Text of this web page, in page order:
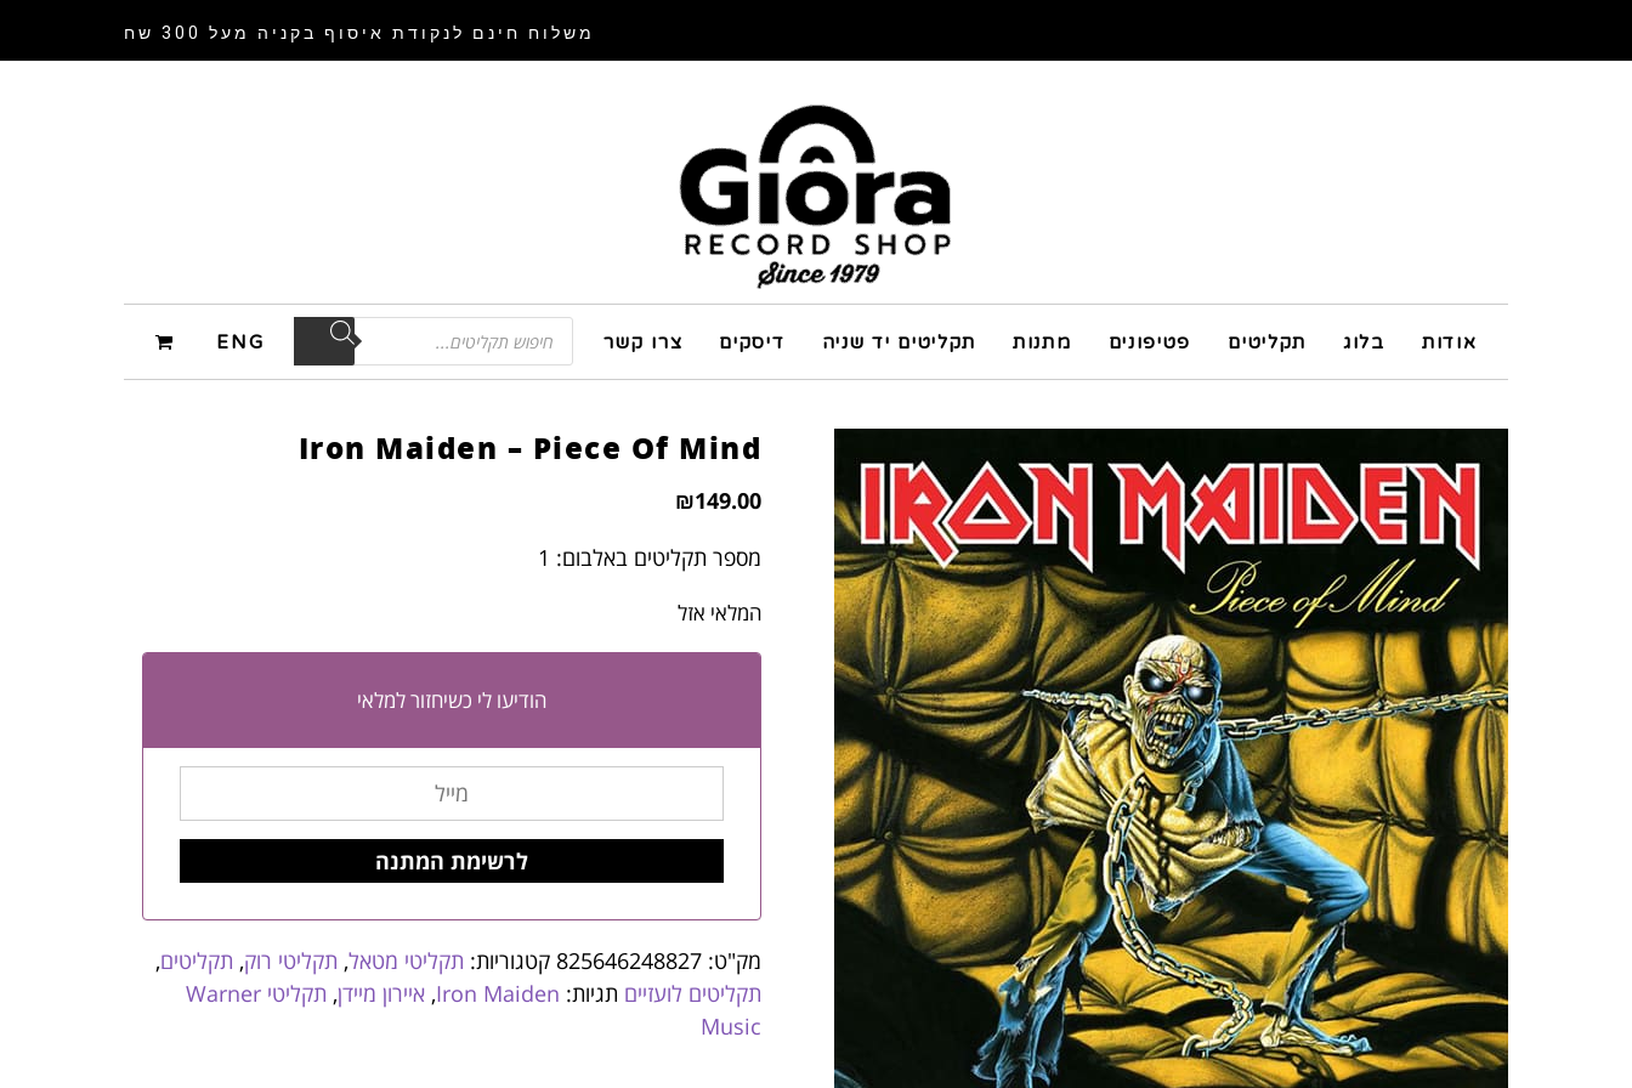
משלוח חינם לנקודת איסוף בקניה מעל 300 שח
אודות בלוג תקליטים פטיפונים מתנות תקליטים יד שניה דיסקים צרו קשר ENG
Iron Maiden – Piece Of Mind
₪149.00
מספר תקליטים באלבום: 1
המלאי אזל
הודיעו לי כשיחזור למלאי
מק"ט: 825646248827 קטגוריות: תקליטי מטאל, תקליטי רוק, תקליטים,
תקליטים לועזיים תגיות: Iron Maiden
, איירון מיידן,
תקליטי Warner
Music